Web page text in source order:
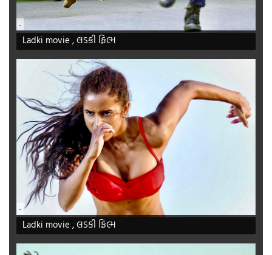
-
Ladki movie , લડકી ફિલ્મ
-
Ladki movie , લડકી ફિલ્મ